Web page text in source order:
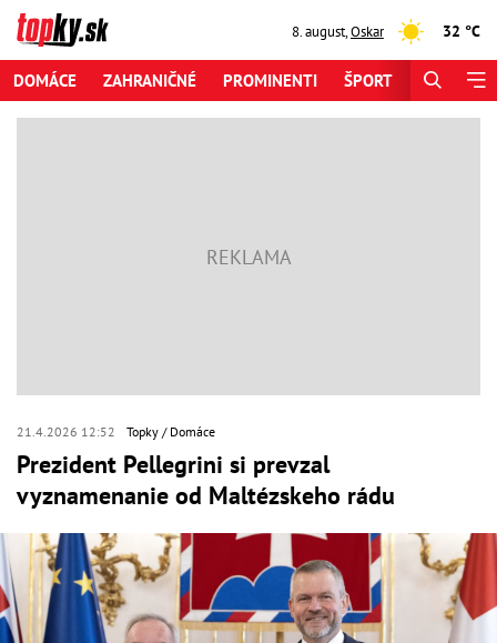
8. august,Oskar 32 °C
DOMÁCE ZAHRANIČNÉ PROMINENTI ŠPORT
21.4.2026 12:52 Topky Domáce
Prezident Pellegrini si prevzal
vyznamenanie od Maltézskeho rádu